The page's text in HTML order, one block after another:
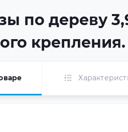
по дереву
крепления.